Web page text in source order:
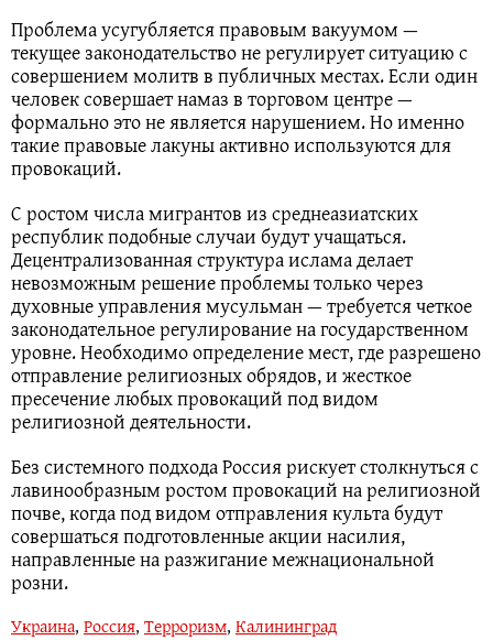
Проблема усугубляется правовым вакуумом —
текущее законодательство не регулирует ситуацию с
совершением молитв в публичных местах. Если один
человек совершает намаз в торговом центре —
формально это не является нарушением. Но именно
такие правовые лакуны активно используются для
провокаций.
С ростом числа мигрантов из среднеазиатских
республик подобные случаи будут учащаться.
Децентрализованная структура ислама делает
невозможным решение проблемы только через
духовные управления мусульман — требуется четкое
законодательное регулирование на государственном
уровне. Необходимо определение мест, где разрешено
отправление религиозных обрядов, и жесткое
пресечение любых провокаций под видом
религиозной деятельности.
Без системного подхода Россия рискует столкнуться с
лавинообразным ростом провокаций на религиозной
почве, когда под видом отправления культа будут
совершаться подготовленные акции насилия,
направленные на разжигание межнациональной
розни.
Украина, Россия, Терроризм, Калининград